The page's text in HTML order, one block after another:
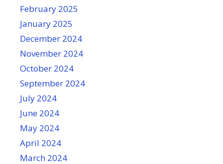
February 2025
January 2025
December 2024
November 2024
October 2024
September 2024
July 2024
June 2024
May 2024
April 2024
March 2024